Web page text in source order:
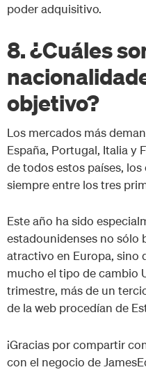
poder adquisitivo.
8. ¿Cuáles
objetivo?
Los mercados más
España, Portugal, Italia y
de todos estos países,
siempre entre los tres
Este año ha sido
estadounidenses no sólo
atractivo en Europa, sino
mucho el tipo de cambio
trimestre, más de un
de la web procedían de
¡Gracias por compartir
con el negocio de